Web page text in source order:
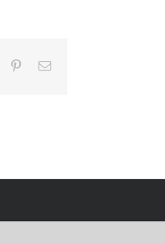
WhatsappPinterestEmail